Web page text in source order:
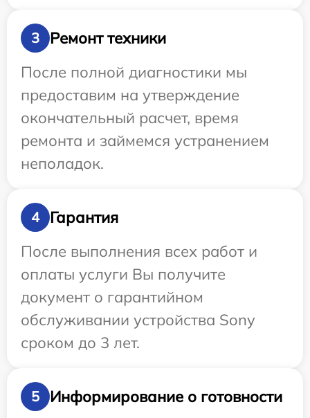
3
Ремонт техники
После полной диагностики мы
предоставим на утверждение
окончательный расчет, время
ремонта и займемся устранением
неполадок.
4
Гарантия
После выполнения всех работ и
оплаты услуги Вы получите
документ о гарантийном
обслуживании устройства Sony
сроком до 3 лет.
5
Информирование о готовности